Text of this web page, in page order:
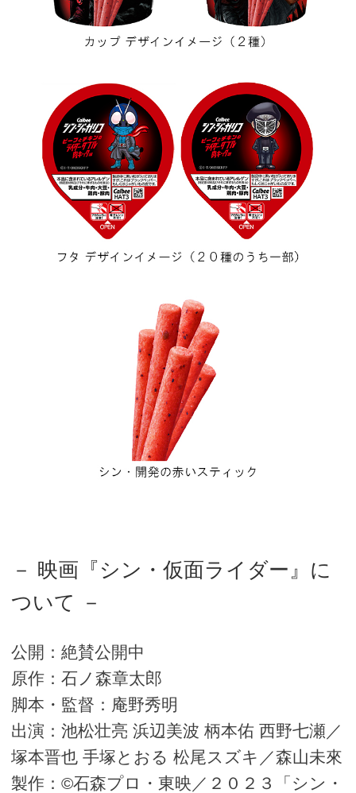
－ 映画『シン・仮面ライダー』に
ついて －
公開：絶賛公開中
原作：石ノ森章太郎
脚本・監督：庵野秀明
出演：池松壮亮 浜辺美波 柄本佑 西野七瀬／
塚本晋也 手塚とおる 松尾スズキ／森山未來
製作：©石森プロ・東映／２０２３「シン・